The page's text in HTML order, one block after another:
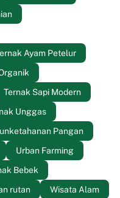
Ayam Petelur
Ternak Sapi Modern
Unggas
Pangan
Urban Farming
Bebek
rutan
Wisata Alam